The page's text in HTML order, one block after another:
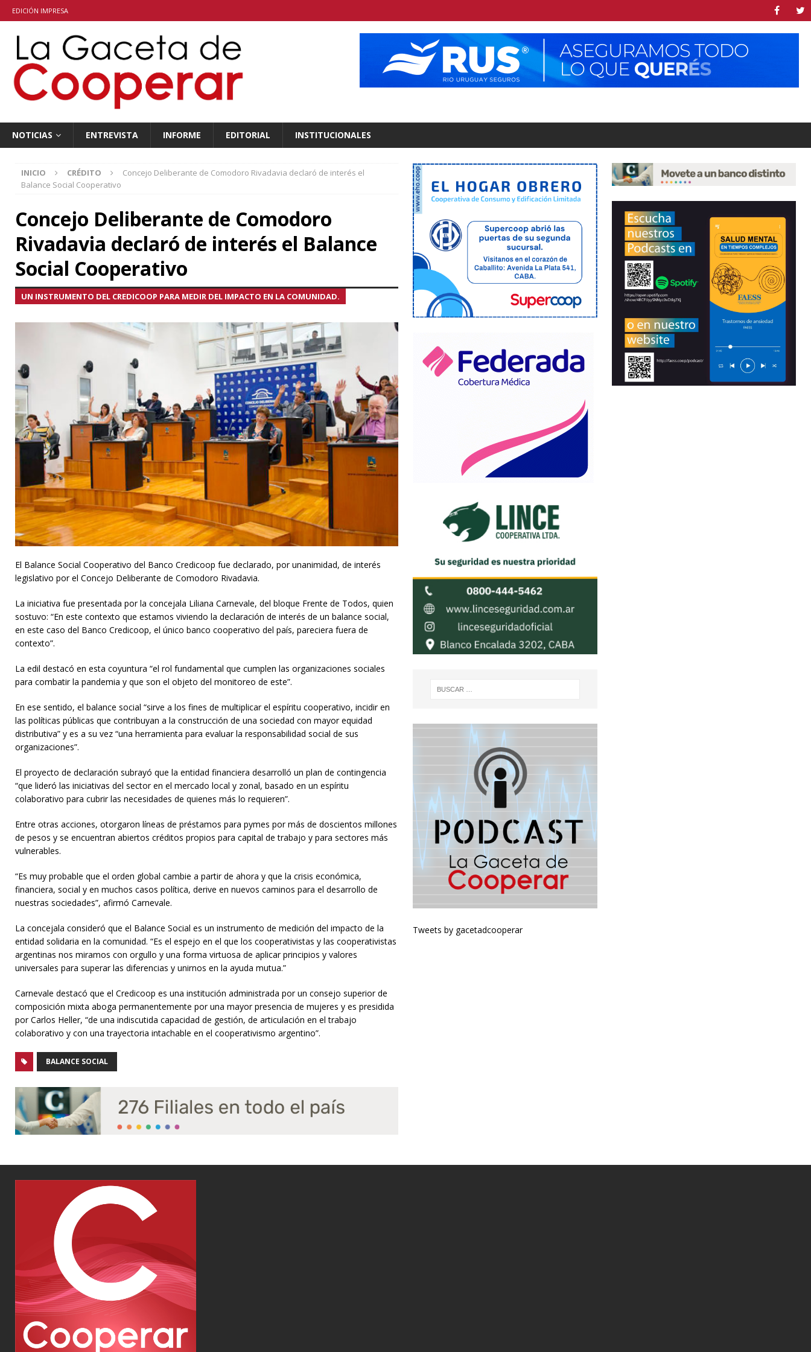
EDICIÓN IMPRESA
NOTICIAS ENTREVISTA INFORME EDITORIAL INSTITUCIONALES
INICIO CRÉDITO
Concejo Deliberante de Comodoro Rivadavia declaró de interés el
Balance Social Cooperativo
Concejo Deliberante de Comodoro
Rivadavia declaró de interés el Balance
Social Cooperativo
UN INSTRUMENTO DEL CREDICOOP PARA MEDIR DEL IMPACTO EN LA COMUNIDAD.
El Balance Social Cooperativo del Banco Credicoop fue declarado, por unanimidad, de interés
legislativo por el Concejo Deliberante de Comodoro Rivadavia.
La iniciativa fue presentada por la concejala Liliana Carnevale, del bloque Frente de Todos, quien
sostuvo: “En este contexto que estamos viviendo la declaración de interés de un balance social,
en este caso del Banco Credicoop, el único banco cooperativo del país, pareciera fuera de
contexto”.
La edil destacó en esta coyuntura “el rol fundamental que cumplen las organizaciones sociales
para combatir la pandemia y que son el objeto del monitoreo de este”.
En ese sentido, el balance social “sirve a los fines de multiplicar el espíritu cooperativo, incidir en
las políticas públicas que contribuyan a la construcción de una sociedad con mayor equidad
distributiva” y es a su vez “una herramienta para evaluar la responsabilidad social de sus
organizaciones”.
El proyecto de declaración subrayó que la entidad financiera desarrolló un plan de contingencia
“que lideró las iniciativas del sector en el mercado local y zonal, basado en un espíritu
colaborativo para cubrir las necesidades de quienes más lo requieren”.
Entre otras acciones, otorgaron líneas de préstamos para pymes por más de doscientos millones
de pesos y se encuentran abiertos créditos propios para capital de trabajo y para sectores más
vulnerables.
“Es muy probable que el orden global cambie a partir de ahora y que la crisis económica,
financiera, social y en muchos casos política, derive en nuevos caminos para el desarrollo de
nuestras sociedades”, afirmó Carnevale.
La concejala consideró que el Balance Social es un instrumento de medición del impacto de la
entidad solidaria en la comunidad. “Es el espejo en el que los cooperativistas y las cooperativistas
argentinas nos miramos con orgullo y una forma virtuosa de aplicar principios y valores
universales para superar las diferencias y unirnos en la ayuda mutua.”
Carnevale destacó que el Credicoop es una institución administrada por un consejo superior de
composición mixta aboga permanentemente por una mayor presencia de mujeres y es presidida
por Carlos Heller, “de una indiscutida capacidad de gestión, de articulación en el trabajo
colaborativo y con una trayectoria intachable en el cooperativismo argentino”.
BALANCE SOCIAL
Tweets by gacetadcooperar